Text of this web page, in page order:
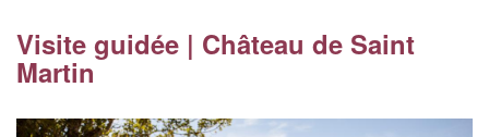
Visite guidée | Château de Saint
Martin